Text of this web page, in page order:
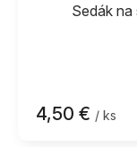
Sedák
4,50 € / ks